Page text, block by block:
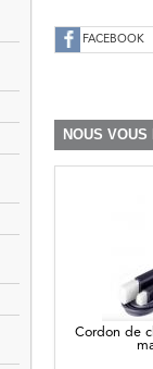
FACEBOOK
NOUS
Cordon de